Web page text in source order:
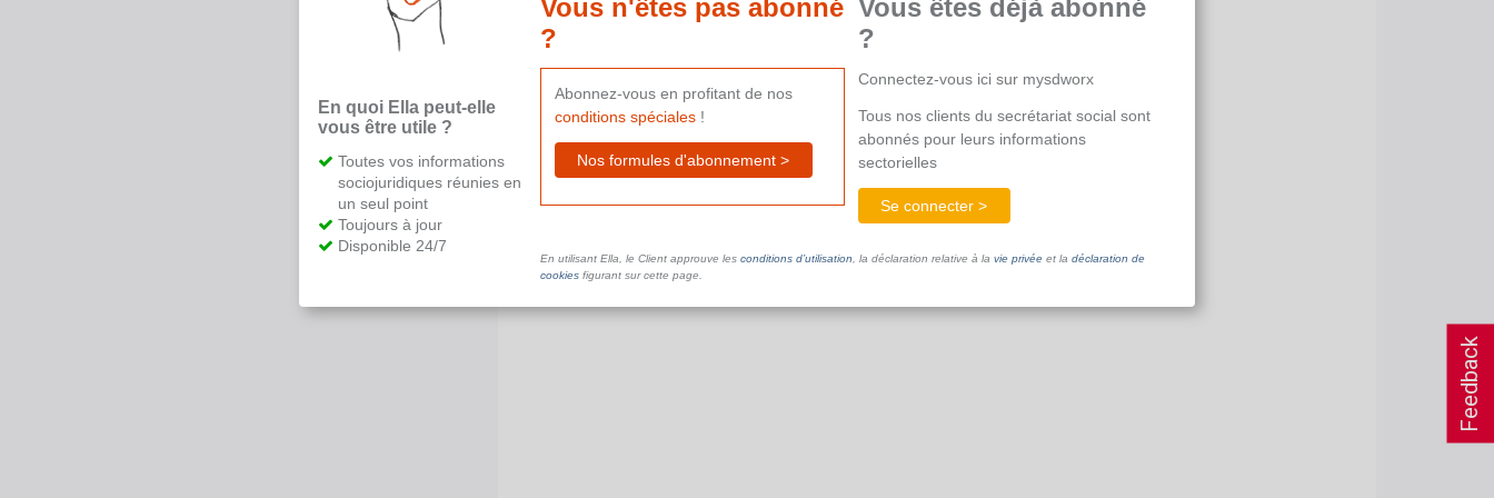
Feedback
En quoi Ella peut-elle
vous être utile ?
Toutes vos informations
sociojuridiques réunies en
un seul point
Toujours à jour
Disponible 24/7
Vous n'êtes pas abonné
?
Abonnez-vous en profitant de nos
conditions spéciales!
Nos formules d'abonnement >
Vous êtes déjà abonné
?
Connectez-vous ici sur mysdworx
Tous nos clients du secrétariat social sont
abonnés pour leurs informations
sectorielles
Se connecter >
En utilisant Ella, le Client approuve les conditions d’utilisation , la déclaration relative à la vie privéeet la déclaration de
cookiesfigurant sur cette page.